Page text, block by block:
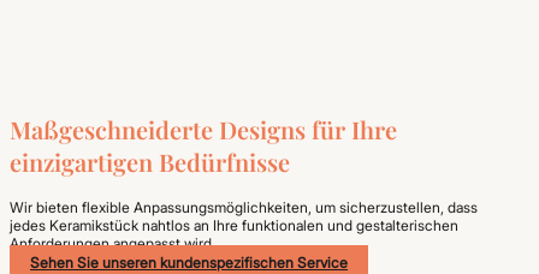
Maßgeschneiderte Designs für Ihre
einzigartigen Bedürfnisse
Wir bieten flexible Anpassungsmöglichkeiten, um sicherzustellen, dass
jedes Keramikstück nahtlos an Ihre funktionalen und gestalterischen
Anforderungen angepasst wird.
Sehen Sie unseren kundenspezifischen Service